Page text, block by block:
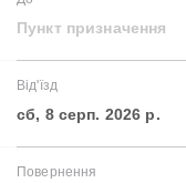
Пункт призначення
Від'їзд
сб, 8 серп. 2026 р.
Повернення